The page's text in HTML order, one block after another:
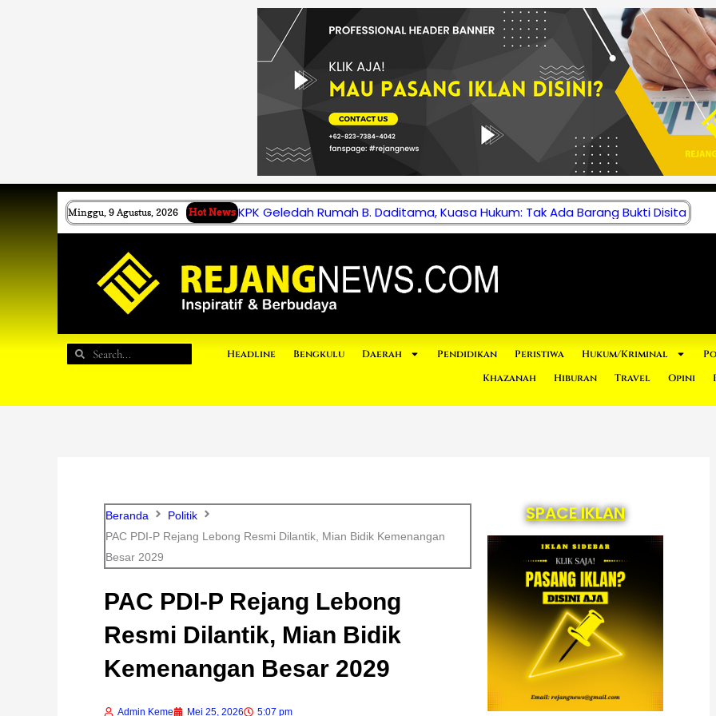
Minggu, 9 Agustus, 2026 Hot News KPK Geledah Rumah B. Daditama, Kuasa Hukum: Tak Ada Barang Bukti Disita
Search
Search Headline Bengkulu Daerah Pendidikan Peristiwa Hukum/Kriminal
Khazanah
Hiburan Travel Opini
Beranda
Politik
PAC PDI-P Rejang Lebong Resmi Dilantik, Mian Bidik Kemenangan
Besar 2029
PAC PDI-P Rejang Lebong
Resmi Dilantik, Mian Bidik
Kemenangan Besar 2029
Admin Keme Mei 25, 2026 5:07 pm
SPACE IKLAN